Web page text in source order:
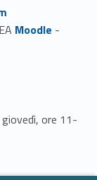
Moodle -
ore 11-